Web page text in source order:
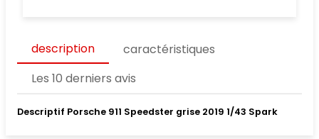
description
caractéristiques
Les 10 derniers avis
Descriptif Porsche 911 Speedster grise 2019 1/43 Spark